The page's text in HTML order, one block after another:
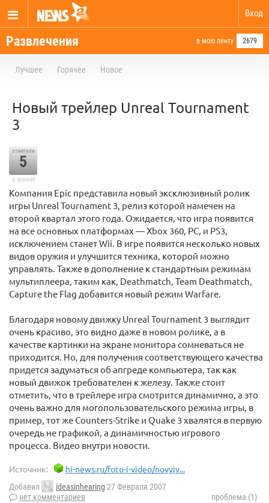
Вход
Развлечения в мою ленту 2679
Лучшее Горячее Новое
Новый трейлер Unreal Tournament
3
отметили
5
в архиве
Компания Epic представила новый эксклюзивный ролик
игры Unreal Tournament 3, релиз которой намечен на
второй квартал этого года. Ожидается, что игра появится
на все основных платформах — Xbox 360, PC, и PS3,
исключением станет Wii. В игре появится несколько новых
видов оружия и улучшится техника, которой можно
управлять. Также в дополнение к стандартным режимам
мультиплеера, таким как, Deathmatch, Team Deathmatch,
Capture the Flag добавится новый режим Warfare.
Благодаря новому движку Unreal Tournament 3 выглядит
очень красиво, это видно даже в новом ролике, а в
качестве картинки на экране монитора сомневаться не
приходится. Но, для получения соответствующего качества
придется задуматься об апгреде компьютера, так как
новый движок требователен к железу. Также стоит
отметить, что в трейлере игра смотрится динамично, а это
очень важно для могопользовательского режима игры, в
пример, тот же Counters-Strike и Quake 3 хвалятся в первую
очередь не графикой, а динамичностью игрового
процесса. Видео внутри новости.
Источник: hi-news.ru/foto-i-video/novyiy...
Добавил ideasinhearing 27 Февраля 2007
нет комментариев
проблема (1)